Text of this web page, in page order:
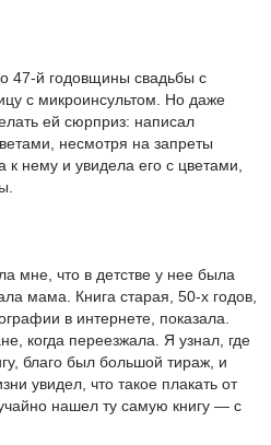
47-й годовщины свадьбы с
с микроинсультом. Но даже
ей сюрприз: написал
несмотря на запреты
к нему и увидела его с цветами,
мне, что в детстве у нее была
мама. Книга старая, 50-х годов,
в интернете, показала.
когда переезжала. Я узнал, где
благо был большой тираж, и
увидел, что такое плакать от
нашел ту самую книгу — с